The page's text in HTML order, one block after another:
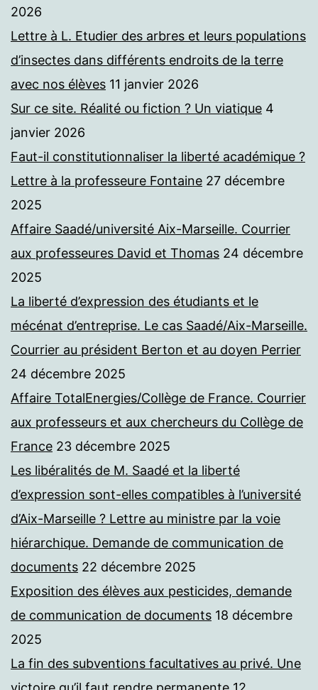
2026
Lettre à L. Etudier des arbres et leurs populations
d’insectes dans différents endroits de la terre
avec nos élèves 11 janvier 2026
Sur ce site. Réalité ou fiction ? Un viatique 4
janvier 2026
Faut-il constitutionnaliser la liberté académique ?
Lettre à la professeure Fontaine 27 décembre
2025
Affaire Saadé/université Aix-Marseille. Courrier
aux professeures David et Thomas 24 décembre
2025
La liberté d’expression des étudiants et le
mécénat d’entreprise. Le cas Saadé/Aix-Marseille.
Courrier au président Berton et au doyen Perrier
24 décembre 2025
Affaire TotalEnergies/Collège de France. Courrier
aux professeurs et aux chercheurs du Collège de
France 23 décembre 2025
Les libéralités de M. Saadé et la liberté
d’expression sont-elles compatibles à l’université
d’Aix-Marseille ? Lettre au ministre par la voie
hiérarchique. Demande de communication de
documents 22 décembre 2025
Exposition des élèves aux pesticides, demande
de communication de documents 18 décembre
2025
La fin des subventions facultatives au privé. Une